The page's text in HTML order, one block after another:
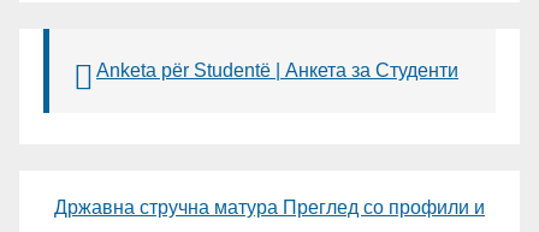
Anketa për Studentë | Анкета за Студенти
Државна стручна матура Преглед со профили и